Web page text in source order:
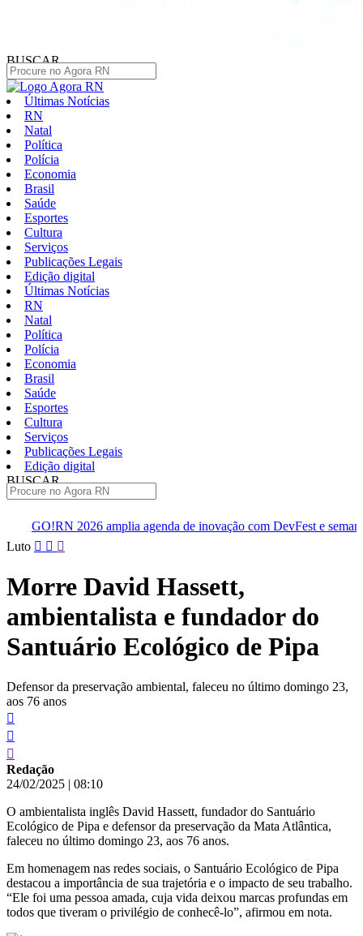
BUSCAR
Últimas Notícias
RN
Natal
Política
Polícia
Economia
Brasil
Saúde
Esportes
Cultura
Serviços
Publicações Legais
Edição digital
Últimas Notícias
RN
Natal
Política
Polícia
Economia
Brasil
Saúde
Esportes
Cultura
Serviços
Publicações Legais
Edição digital
BUSCAR
amplia agenda de inovação com DevFest e semana de eventos
Pular
conteúdo
Luto
Morre David Hassett,
ambientalista e fundador do
Santuário Ecológico de Pipa
Defensor da preservação ambiental, faleceu no último domingo 23,
aos 76 anos
Redação
24/02/2025 | 08:10
O ambientalista inglês David Hassett, fundador do Santuário
Ecológico de Pipa e defensor da preservação da Mata Atlântica,
faleceu no último domingo 23, aos 76 anos.
Em homenagem nas redes sociais, o Santuário Ecológico de Pipa
destacou a importância de sua trajetória e o impacto de seu trabalho.
“Ele foi uma pessoa amada, cuja vida deixou marcas profundas em
todos que tiveram o privilégio de conhecê-lo”, afirmou em nota.